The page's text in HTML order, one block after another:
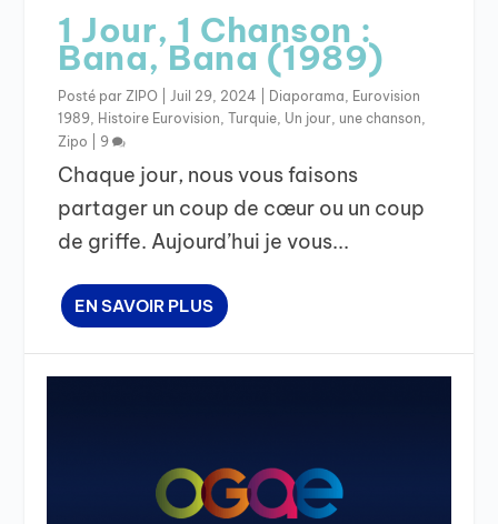
1 Jour, 1 Chanson :
Bana, Bana (1989)
Posté parZIPO |Juil 29, 2024 Diaporama, Eurovision
1989, Histoire Eurovision,Turquie, Un jour, une chanson,
Zipo
9
Chaque jour, nous vous faisons
partager un coup de cœur ou un coup
de griffe. Aujourd’hui je vous...
EN SAVOIR PLUS